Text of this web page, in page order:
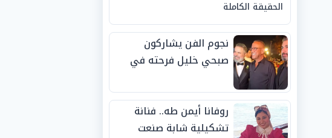
الحقيقة الكاملة
نجوم الفن يشاركون
صبحي خليل فرحته في
روفانا أيمن طه.. فنانة
تشكيلية شابة صنعت